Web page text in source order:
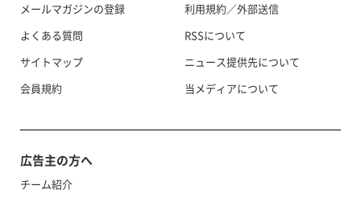
メールマガジンの登録
よくある質問
サイトマップ
会員規約
利用規約／外部送信
RSSについて
ニュース提供先について
当メディアについて
広告主の方へ
チーム紹介